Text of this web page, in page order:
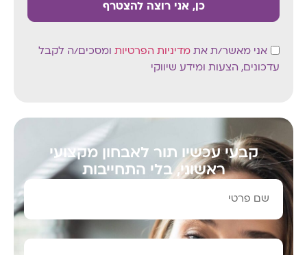
אני מאשר/ת את מדיניות הפרטיות ומסכים/ה לקבל
עדכונים, הצעות ומידע שיווקי
כן, אני רוצה להצטרף
קבעי עכשיו תור לאבחון מקצועי
ראשוני, בלי התחייבות